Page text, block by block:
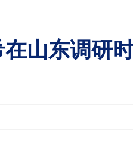
在山东调研